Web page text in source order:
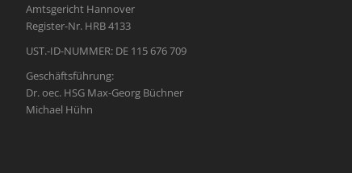
Amtsgericht Hannover
Register-Nr. HRB 4133
UST.-ID-NUMMER: DE 115 676 709
Geschäftsführung:
Dr. oec. HSG Max-Georg Büchner
Michael Hühn